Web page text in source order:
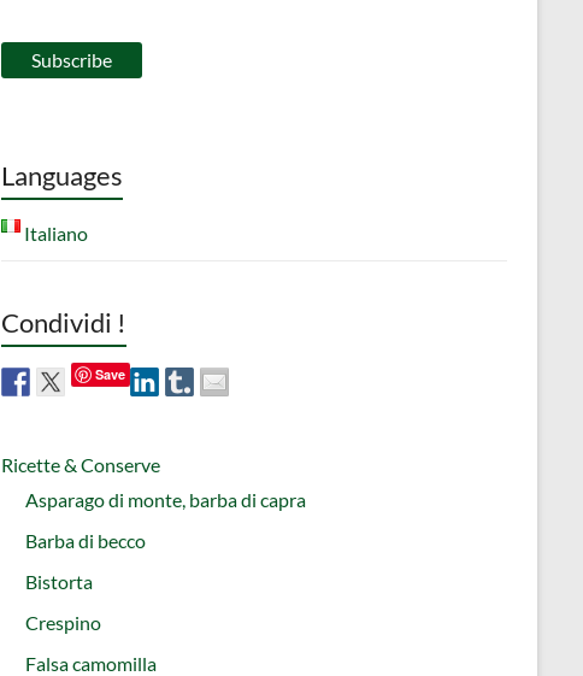
Languages
Italiano
Condividi !
Save
Ricette & Conserve
Asparago di monte, barba di capra
Barba di becco
Bistorta
Crespino
Falsa camomilla